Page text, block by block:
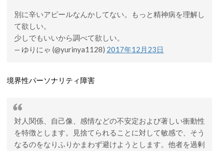
別に辛いアピールなんかしてない。もっと精神病を理解し
て欲しい。
少しでもいいから調べて欲しい。
— ゆりにゃ (@yurinya1128) 2017年12月23日
境界性パーソナリティ障害
対人関係、自己像、感情などの不安定および著しい衝動性
を特徴とします。見捨てられることに対して敏感で、そう
なるのをなりふりかまわず避けようとします。他者を過剰